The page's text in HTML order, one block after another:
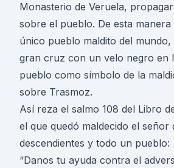
Monasterio de Veruela,
sobre el pueblo. De esta
único pueblo maldito del
gran cruz con un velo negro en
pueblo como símbolo de la
sobre Trasmoz.
Así reza el salmo 108 del Libro
el que quedó maldecido el señor
descendientes y todo un pueblo:
“Danos tu ayuda contra el